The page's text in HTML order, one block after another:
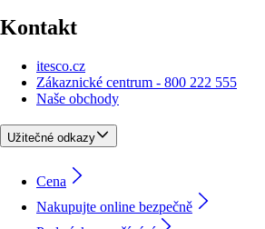
Kontakt
itesco.cz
Zákaznické centrum - 800 222 555
Naše obchody
Užitečné odkazy
Cena
Nakupujte online bezpečně